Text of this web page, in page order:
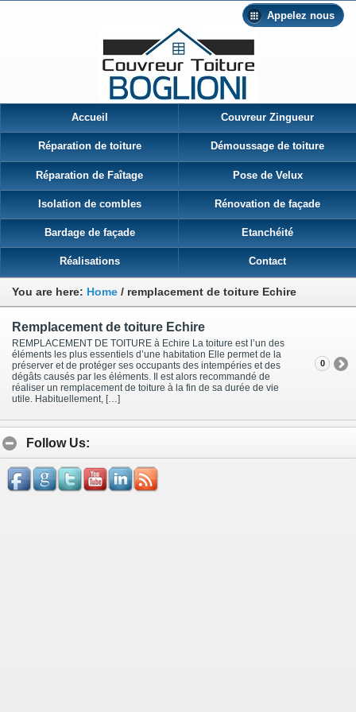
Appelez nous
Accueil Couvreur Zingueur
Réparation de toiture Démoussage de toiture
Réparation de Faîtage Pose de Velux
Isolation de combles Rénovation de façade
Bardage de façade Etanchéité
Réalisations Contact
You are here: Home / remplacement de toiture Echire
Remplacement de toiture Echire
REMPLACEMENT DE TOITURE à Echire La toiture est l’un des
éléments les plus essentiels d’une habitation Elle permet de la
préserver et de protéger ses occupants des intempéries et des
dégâts causés par les éléments. Il est alors recommandé de
réaliser un remplacement de toiture à la fin de sa durée de vie
utile. Habituellement, […]
0
Follow Us: